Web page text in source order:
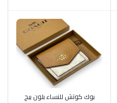
أضف إلى السلة
بوك كوتش للنساء بلون بيج